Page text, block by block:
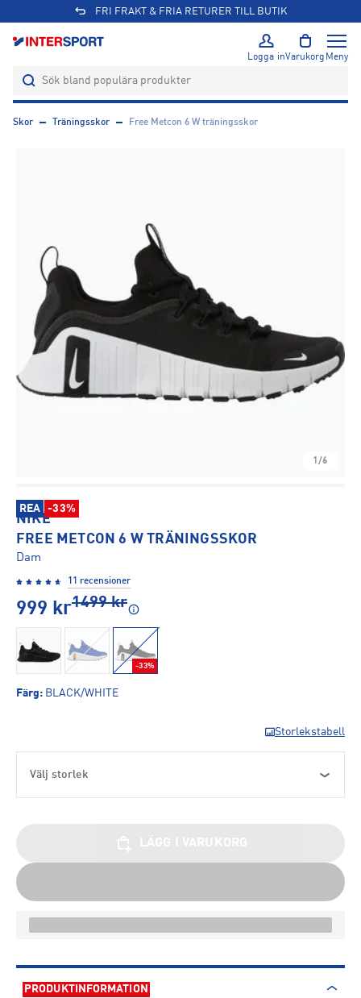
FRI FRAKT & FRIA RETURER TILL BUTIK
Logga inVarukorg Meny
Skor Träningsskor Free Metcon 6 W träningsskor
1/6
REA -33%
NIKE
FREE METCON 6 W TRÄNINGSSKOR
Dam
11 recensioner
999 kr1499 kr
-33%
Färg: BLACK/WHITE
Storlekstabell
Välj storlek
PRODUKTINFORMATION